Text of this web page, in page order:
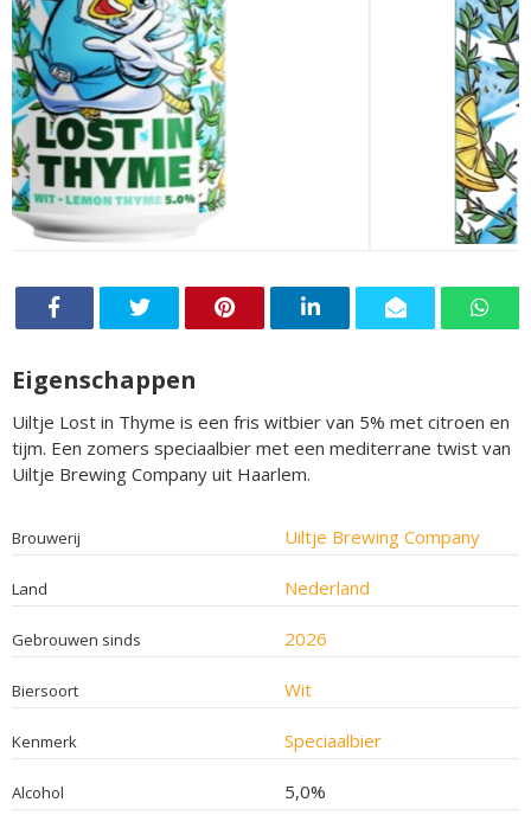
Eigenschappen
Uiltje Lost in Thyme is een fris witbier van 5% met citroen en
tijm. Een zomers speciaalbier met een mediterrane twist van
Uiltje Brewing Company uit Haarlem.
Brouwerij Uiltje Brewing Company
Land Nederland
Gebrouwen sinds 2026
Biersoort Wit
Kenmerk Speciaalbier
Alcohol 5,0%